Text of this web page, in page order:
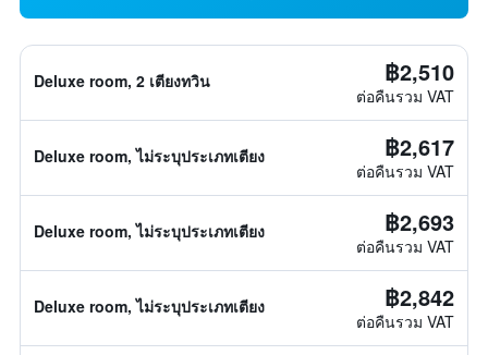
Deluxe room, 2 เตียงทวิน ฿2,510
ต่อคืนรวม VAT
Deluxe room, ไม่ระบุประเภทเตียง ฿2,617
ต่อคืนรวม VAT
Deluxe room, ไม่ระบุประเภทเตียง ฿2,693
ต่อคืนรวม VAT
Deluxe room, ไม่ระบุประเภทเตียง ฿2,842
ต่อคืนรวม VAT